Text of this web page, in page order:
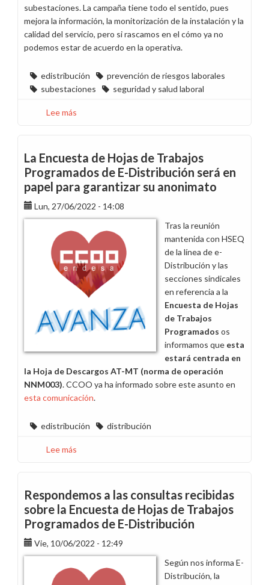
subestaciones. La campaña tiene todo el sentido, pues
mejora la información, la monitorización de la instalación y la
calidad del servicio, pero si rascamos en el cómo ya no
podemos estar de acuerdo en la operativa.
edistribución
prevención de riesgos laborales
subestaciones
seguridad y salud laboral
Lee más
la
prevención
de
accidentes
en
subestaciones
La Encuesta de Hojas de Trabajos
Programados de E-Distribución será en
papel para garantizar su anonimato
Lun, 27/06/2022 - 14:08
Tras la reunión
mantenida con HSEQ
de la línea de e-
Distribución y las
secciones sindicales
en referencia a la
Encuesta de Hojas
de Trabajos
Programados os
informamos que esta
estará centrada en
la Hoja de Descargos AT-MT (norma de operación
NNM003). CCOO ya ha informado sobre este asunto en
esta comunicación.
edistribución distribución
Lee más
Hojas
de
Trabajos
Programados
de
E-
Distribución
Respondemos a las consultas recibidas
sobre la Encuesta de Hojas de Trabajos
Programados de E-Distribución
Vie, 10/06/2022 - 12:49
Según nos informa E-
Distribución, la